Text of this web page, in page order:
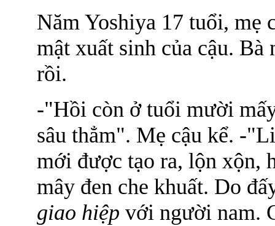
Năm Yoshiya 17 tuổi, mẹ
mật xuất sinh của cậu. Bà
rồi.
-"Hồi còn ở tuổi mười
sâu thẳm". Mẹ cậu kể. -
mới được tạo ra, lộn xộn,
mây đen che khuất. Do
giao hiệp với người nam.